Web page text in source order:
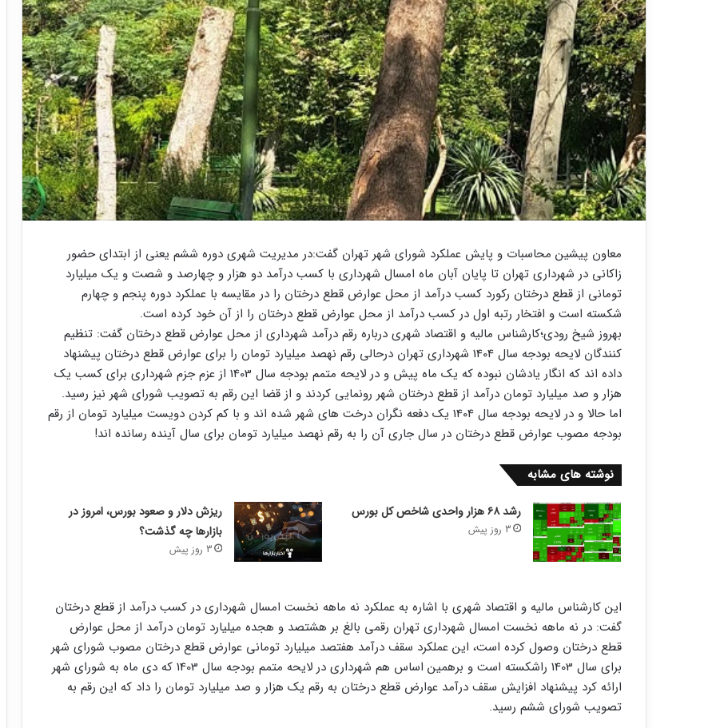
معاون پیشین محاسبات و پایش عملکرد شورای شهر تهران گفت:در مدیریت شهری دوره ششم یعنی از ابتدای حضور
زاکانی در شهرداری تهران تا پایان آبان ماه امسال شهرداری با کسب درآمد دو هزار و چهارصد و شصت و یک میلیارد
تومانی از قطع درختان رکورد کسب درآمد از محل عوارض قطع درختان را در مقایسه با عملکرد دوره پنجم و چهارم
شکسته است و افتخار رتبه اول در کسب درآمد از محل عوارض قطع درختان را از آن خود کرده است.
بهروز شیخ رودی؛کارشناس مالیه و اقتصاد شهری درباره رقم درآمد شهرداری از محل عوارض قطع درختان گفت: تنظیم
کنندگان لایحه بودجه سال 1404 شهرداری تهران درحالی رقم نهصد میلیارد تومان را برای عوارض قطع درختان پیشنهاد
داده اند که انگار یادشان نبوده که یک ماه پیش و در لایحه متمم بودجه سال 1403 از عزم جزم شهرداری برای کسب یک
هزار و صد میلیارد تومان درآمد از قطع درختان شهر رونمایی کردند و از قضا این رقم به تصویب شورای شهر نیز رسید.
اما حالا و در لایحه بودجه سال 1404 یک دفعه نگران درخت های شهر شده اند و با کم کردن دویست میلیارد تومان از رقم
بودجه مصوب عوارض قطع درختان در سال جاری آن را به رقم نهصد میلیارد تومان برای سال آینده رسانده اند!
نوشته های مشابه
رشد ۶۸ هزار واحدی شاخص کل بورس
3 روز پیش
ریزش دلار و صعود بورس، امروز در
بازارها چه گذشت؟
3 روز پیش
این کارشناس مالیه و اقتصاد شهری با اشاره به عملکرد نه ماهه نخست امسال شهرداری در کسب درآمد از قطع درختان
گفت: در نه ماهه نخست امسال شهرداری تهران رقمی بالغ بر هشتصد و هجده میلیارد تومان درآمد از محل عوارض
قطع درختان وصول کرده است، این عملکرد سقف درآمد هفتصد میلیارد تومانی عوارض قطع درختان مصوب شورای شهر
برای سال 1403 راشکسته است و برهمین اساس هم شهرداری در لایحه متمم بودجه سال 1403 که دی ماه به شورای شهر
ارائه کرد پیشنهاد افزایش سقف درآمد عوارض قطع درختان به رقم یک هزار و صد میلیارد تومان را داد که این رقم به
تصویب شورای ششم رسید.